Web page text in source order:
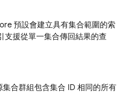
預設會建立具有集合範圍的索
支援從單一集合傳回結果的查
集合群組包含集合 ID 相同的所有